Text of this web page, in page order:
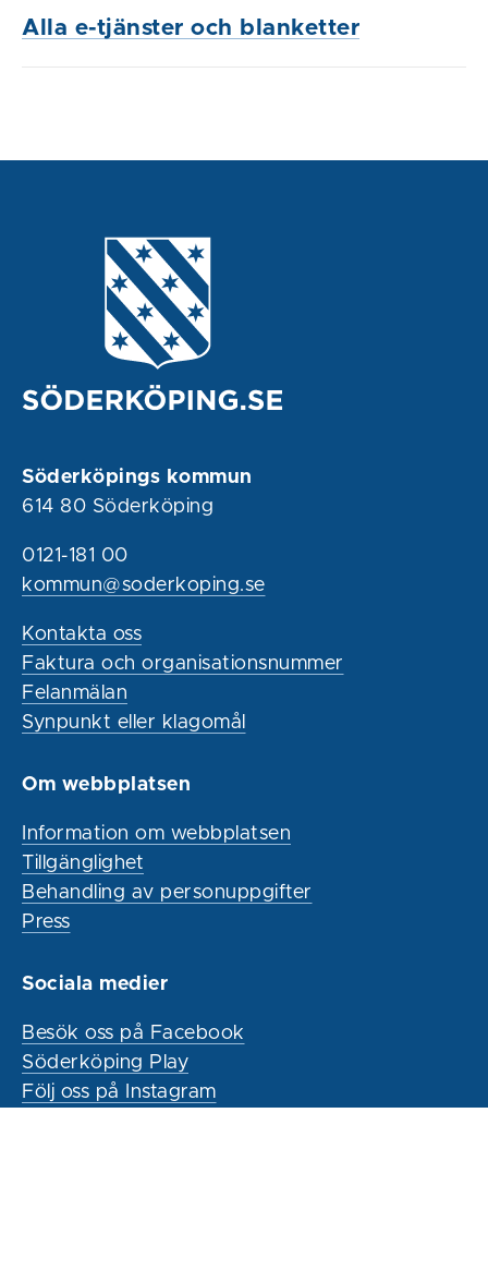
Alla e-tjänster och blanketter
Söderköpings kommun
614 80 Söderköping
0121-181 00
kommun@soderkoping.se
Kontakta oss
Faktura och organisationsnummer
Felanmälan
Synpunkt eller klagomål
Om webbplatsen
Information om webbplatsen
Tillgänglighet
Behandling av personuppgifter
Press
Sociala medier
Besök oss på Facebook
Söderköping Play
Följ oss på Instagram